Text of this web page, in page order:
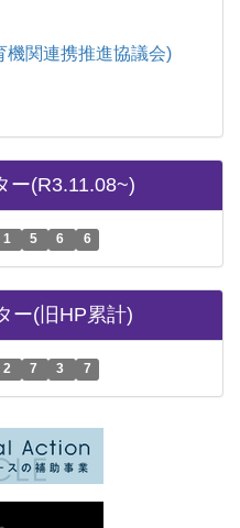
機関連携推進協議会)
ー(R3.11.08~)
1 5 6 6
ー(旧HP累計)
2 7 3 7